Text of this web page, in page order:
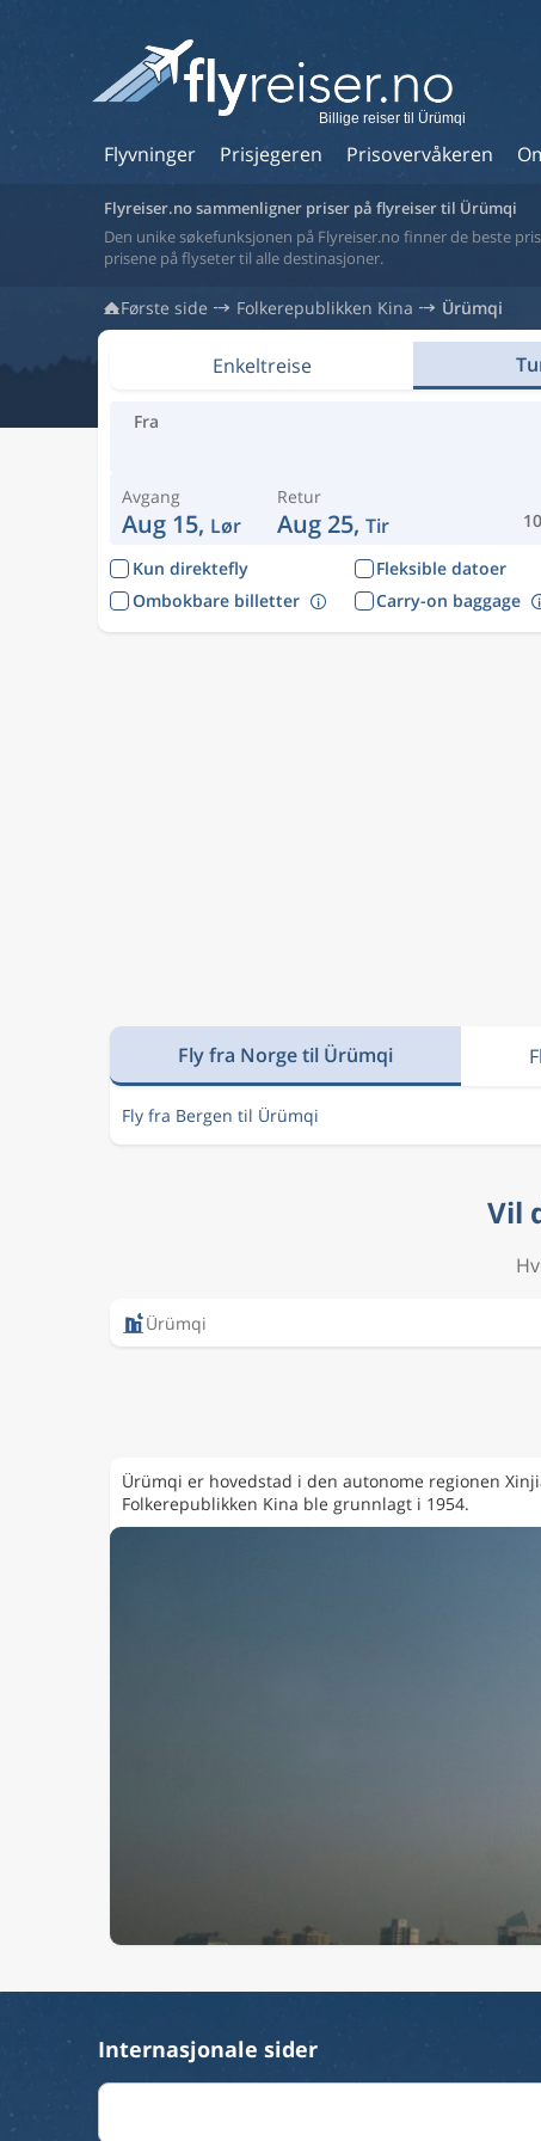
Flyvninger Prisjegeren Prisovervåkeren
Billige reiser til Ürümqi
Flyreiser.no sammenligner priser på flyreiser til Ürümqi
Den unike søkefunksjonen på Flyreiser.no finner de beste
prisene på flyseter til alle destinasjoner.
Første side Folkerepublikken Kina Ürümqi
Enkeltreise
Fra
Avgang
Aug 15, Lør
Retur
Aug 25, Tir
Kun direktefly Fleksible datoer
Ombokbare billetter
Carry-on baggage
Fly fra Norge til Ürümqi
Fly fra Bergen til Ürümqi
Vil
Ürümqi
Ürümqi er hovedstad i den autonome regionen
Folkerepublikken Kina ble grunnlagt i 1954.
Internasjonale sider